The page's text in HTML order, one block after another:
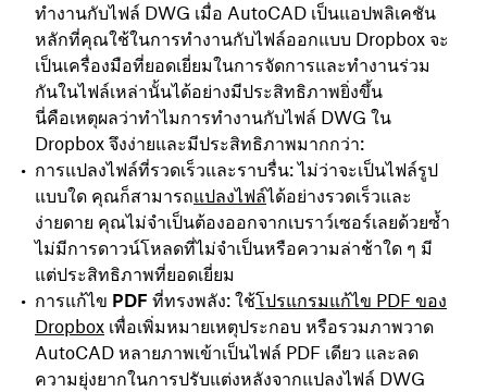
ทำงานกับไฟล์ DWG เมื่อ AutoCAD เป็นแอปพลิเคชัน
หลักที่คุณใช้ในการทำงานกับไฟล์ออกแบบ Dropbox จะ
เป็นเครื่องมือที่ยอดเยี่ยมในการจัดการและทำงานร่วม
กันในไฟล์เหล่านั้นได้อย่างมีประสิทธิภาพยิ่งขึ้น
นี่คือเหตุผลว่าทำไมการทำงานกับไฟล์ DWG ใน
Dropbox จึงง่ายและมีประสิทธิภาพมากกว่า:
การแปลงไฟล์ที่รวดเร็วและราบรื่น: ไม่ว่าจะเป็นไฟล์รูป
แบบใด คุณก็สามารถแปลงไฟล์ได้อย่างรวดเร็วและ
ง่ายดาย คุณไม่จำเป็นต้องออกจากเบราว์เซอร์เลยด้วยซ้ำ
ไม่มีการดาวน์โหลดที่ไม่จำเป็นหรือความล่าช้าใด ๆ มี
แต่ประสิทธิภาพที่ยอดเยี่ยม
การแก้ไข PDF ที่ทรงพลัง: ใช้โปรแกรมแก้ไข PDF ของ
Dropbox เพื่อเพิ่มหมายเหตุประกอบ หรือรวมภาพวาด
AutoCAD หลายภาพเข้าเป็นไฟล์ PDF เดียว และลด
ความยุ่งยากในการปรับแต่งหลังจากแปลงไฟล์ DWG